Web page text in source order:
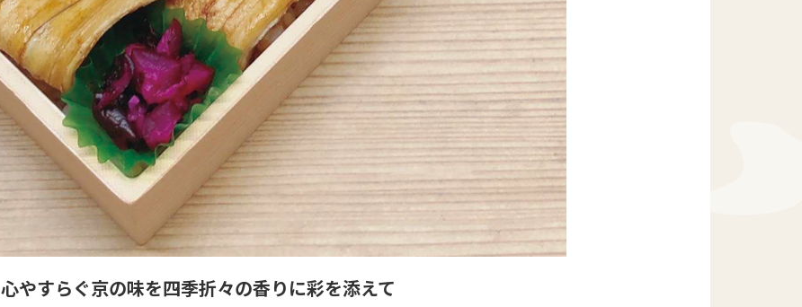
心やすらぐ京の味を四季折々の香りに彩を添えて